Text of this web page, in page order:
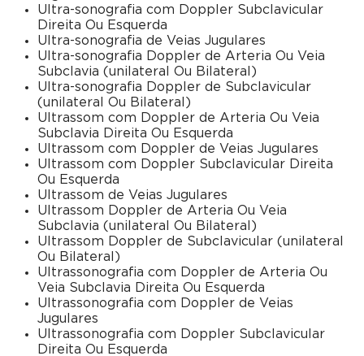
Ultra-sonografia com Doppler Subclavicular
Direita Ou Esquerda
Ultra-sonografia de Veias Jugulares
Ultra-sonografia Doppler de Arteria Ou Veia
Subclavia (unilateral Ou Bilateral)
Ultra-sonografia Doppler de Subclavicular
(unilateral Ou Bilateral)
Ultrassom com Doppler de Arteria Ou Veia
Subclavia Direita Ou Esquerda
Ultrassom com Doppler de Veias Jugulares
Ultrassom com Doppler Subclavicular Direita
Ou Esquerda
Ultrassom de Veias Jugulares
Ultrassom Doppler de Arteria Ou Veia
Subclavia (unilateral Ou Bilateral)
Ultrassom Doppler de Subclavicular (unilateral
Ou Bilateral)
Ultrassonografia com Doppler de Arteria Ou
Veia Subclavia Direita Ou Esquerda
Ultrassonografia com Doppler de Veias
Jugulares
Ultrassonografia com Doppler Subclavicular
Direita Ou Esquerda